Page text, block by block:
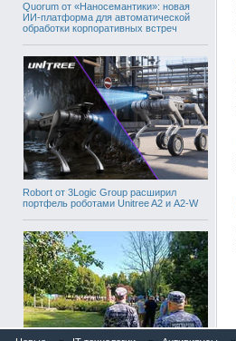
Quorum от «Наносемантики»: новая
ИИ-платформа для автоматической
обработки корпоративных встреч
Robort от 3Logic Group расширил
портфель роботами Unitree A2 и A2-W